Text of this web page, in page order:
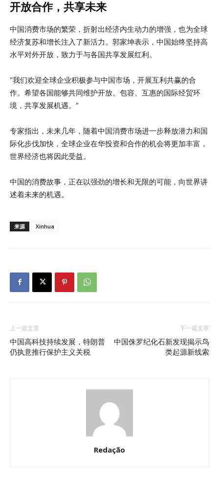
开放合作，共享未来
中国消费市场的繁荣，折射出经济内生动力的增强，也为全球
经济复苏和增长注入了新活力。郭家坤表示，中国始终坚持高
水平对外开放，致力于与各国共享发展红利。
“我们欢迎全球企业积极参与中国市场，开展互利共赢的合
作。希望各国能够共同维护开放、包容、互惠的国际经贸环
境，共享发展机遇。”
专家指出，未来几年，随着中国消费市场进一步释放潜力和国
际化步伐加快，全球企业在华投资和合作的机会将更加丰富，
世界经济也将因此受益。
中国的消费故事，正在以强劲的增长和无限的可能，向世界讲
述着未来的机遇。
来源 Xinhua
上一篇文章
中国高科技持续发展，特朗普
仍执意推行保护主义关税
下一篇文章
中国侏罗纪化石新发现揭示鸟
类起源新线索
Redação